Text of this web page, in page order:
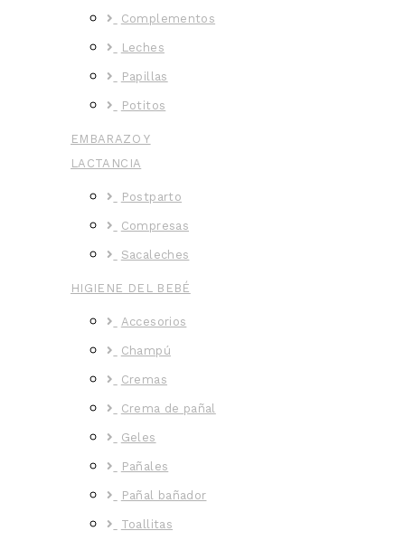
Complementos
Leches
Papillas
Potitos
EMBARAZO Y
LACTANCIA
Postparto
Compresas
Sacaleches
HIGIENE DEL BEBÉ
Accesorios
Champú
Cremas
Crema de pañal
Geles
Pañales
Pañal bañador
Toallitas